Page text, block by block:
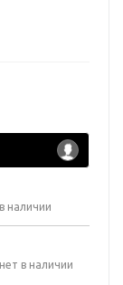
в наличии
Нет в наличии